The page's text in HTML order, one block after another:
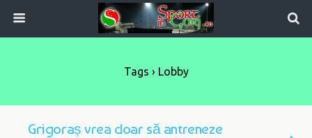
Tags › Lobby
Grigoraș vrea doar să antreneze